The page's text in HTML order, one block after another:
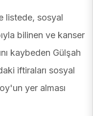
listede, sosyal
bilinen ve kanser
kaybeden Gülşah
iftiraları sosyal
yer alması